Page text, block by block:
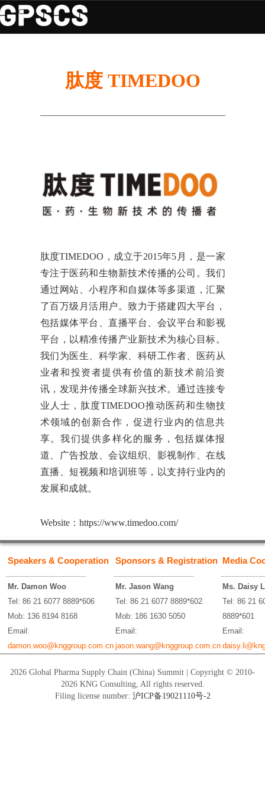
肽度 TIMEDOO
肽度TIMEDOO，成立于2015年5月，是一家
专注于医药和生物新技术传播的公司。我们
通过网站、小程序和自媒体等多渠道，汇聚
了百万级月活用户。致力于搭建四大平台，
包括媒体平台、直播平台、会议平台和影视
平台，以精准传播产业新技术为核心目标。
我们为医生、科学家、科研工作者、医药从
业者和投资者提供有价值的新技术前沿资
讯，发现并传播全球新兴技术。通过连接专
业人士，肽度TIMEDOO推动医药和生物技
术领域的创新合作，促进行业内的信息共
享。我们提供多样化的服务，包括媒体报
道、广告投放、会议组织、影视制作、在线
直播、短视频和培训班等，以支持行业内的
发展和成就。
Website： https://www.timedoo.com/
Speakers & Cooperation Sponsors & Registration Media
Mr. Damon Woo
Tel: 86 21 6077 8889*606
Mob: 136 8194 8168
Email:
damon.woo@knggroup.com.cn
Mr. Jason Wang
Tel: 86 21 6077 8889*602
Mob: 186 1630 5050
Email:
jason.wang@knggroup.com.cn
Ms. Daisy
Tel: 86 21
8889*601
Email:
2026 Global Pharma Supply Chain (China) Summit | Copyright © 2010-
2026 KNG Consulting, All rights reserved.
Filing license number: 沪ICP备19021110号-2